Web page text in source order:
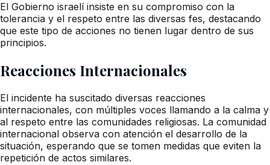
El Gobierno israelí insiste en su compromiso con la
tolerancia y el respeto entre las diversas fes, destacando
que este tipo de acciones no tienen lugar dentro de sus
principios.
Reacciones Internacionales
El incidente ha suscitado diversas reacciones
internacionales, con múltiples voces llamando a la calma y
al respeto entre las comunidades religiosas. La comunidad
internacional observa con atención el desarrollo de la
situación, esperando que se tomen medidas que eviten la
repetición de actos similares.